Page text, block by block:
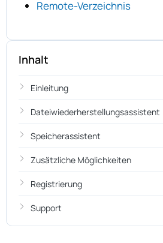
Remote-Verzeichnis
Inhalt
Einleitung
Dateiwiederherstellungsassistent
Speicherassistent
Zusätzliche Möglichkeiten
Registrierung
Support